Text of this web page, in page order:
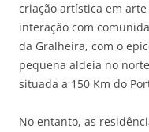
criação artística em
interação com
da Gralheira, com o
pequena aldeia no
situada a 150 Km do
No entanto, as